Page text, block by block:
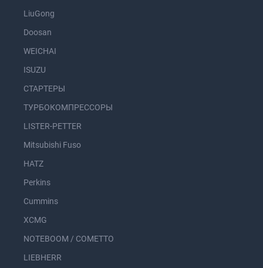
LiuGong
Doosan
WEICHAI
ISUZU
СТАРТЕРЫ
ТУРБОКОМПРЕССОРЫ
LISTER-PETTER
Mitsubishi Fuso
HATZ
Perkins
Cummins
XCMG
NOTEBOOM / COMETTO
LIEBHERR